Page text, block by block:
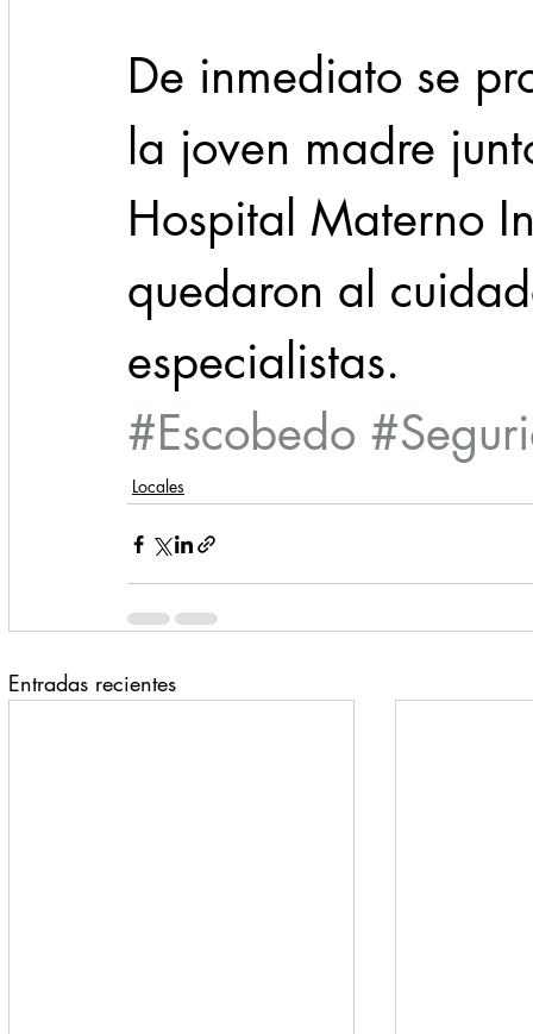
De inmediato se
la joven madre
Hospital Materno
quedaron al
especialistas.
#Escobedo
Locales
Entradas recientes